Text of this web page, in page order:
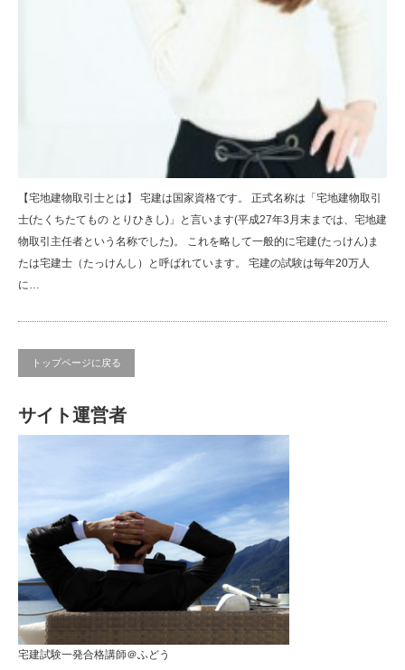
【宅地建物取引士とは】 宅建は国家資格です。 正式名称は「宅地建物取引
士(たくちたてもの とりひきし)」と言います(平成27年3月末までは、宅地建
物取引主任者という名称でした)。 これを略して一般的に宅建(たっけん)ま
たは宅建士（たっけんし）と呼ばれています。 宅建の試験は毎年20万人
に…
トップページに戻る
サイト運営者
宅建試験一発合格講師＠ふどう